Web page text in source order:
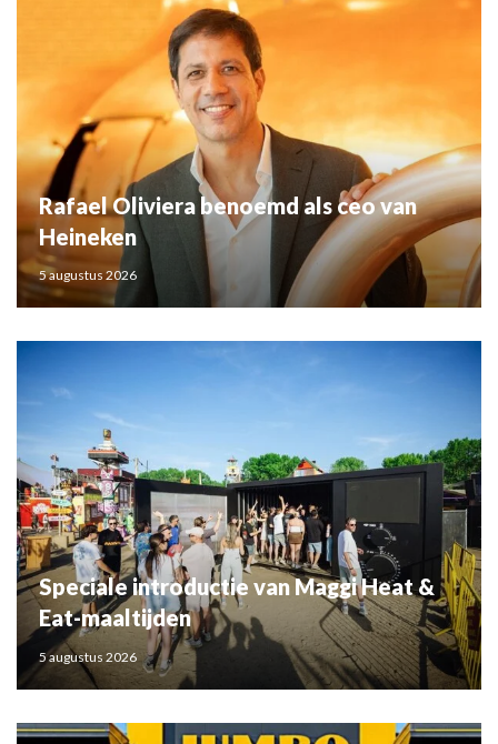
Rafael Oliviera benoemd als ceo van
Heineken
5 augustus 2026
Speciale introductie van Maggi Heat &
Eat-maaltijden
5 augustus 2026